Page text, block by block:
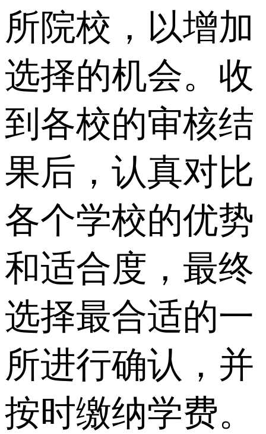
所院校，以增加
选择的机会。收
到各校的审核结
果后，认真对比
各个学校的优势
和适合度，最终
选择最合适的一
所进行确认，并
按时缴纳学费。